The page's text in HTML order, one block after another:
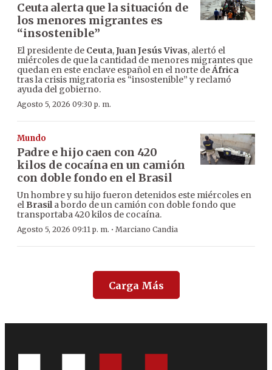
Ceuta alerta que la situación de
los menores migrantes es
“insostenible”
El presidente de Ceuta,Juan Jesús Vivas, alertó el
miércoles de que la cantidad de menores migrantes que
quedan en este enclave español en el norte deÁfrica
tras la crisis migratoria es “insostenible” y reclamó
ayuda del gobierno.
Agosto 5, 2026 09:30 p. m.
Mundo
Padre e hijo caen con 420
kilos de cocaína en un camión
con doble fondo en el Brasil
Un hombre y su hijo fueron detenidos este miércoles en
el Brasila bordo de un camión con doble fondo que
transportaba 420 kilos de cocaína.
Agosto 5, 2026 09:11 p. m. · Marciano Candia
Carga Más